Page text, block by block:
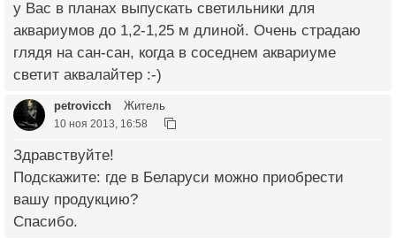
у Вас в планах выпускать светильники для
аквариумов до 1,2-1,25 м длиной. Очень страдаю
глядя на сан-сан, когда в соседнем аквариуме
светит аквалайтер :-)
petrovicch Житель
10 ноя 2013, 16:58
Здравствуйте!
Подскажите: где в Беларуси можно приобрести
вашу продукцию?
Спасибо.